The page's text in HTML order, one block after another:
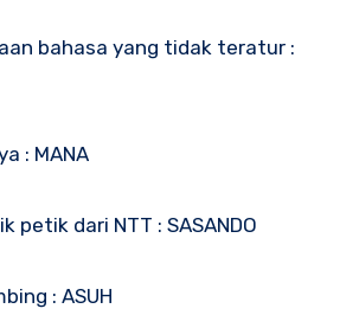
bahasa yang tidak teratur :
: MANA
petik dari NTT : SASANDO
: ASUH